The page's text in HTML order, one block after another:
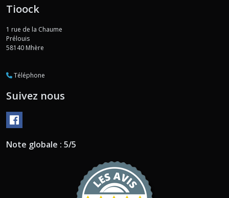
Tioock
1 rue de la Chaume
Prélouis
58140 Mhère
Téléphone
Suivez nous
Note globale : 5/5